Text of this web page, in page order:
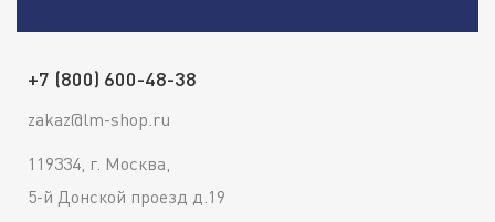
+7 (800) 600-48-38
zakaz@lm-shop.ru
119334, г. Москва,
5-й Донской проезд д.19